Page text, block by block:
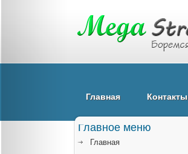
Главная Контакты
Главное меню
Главная